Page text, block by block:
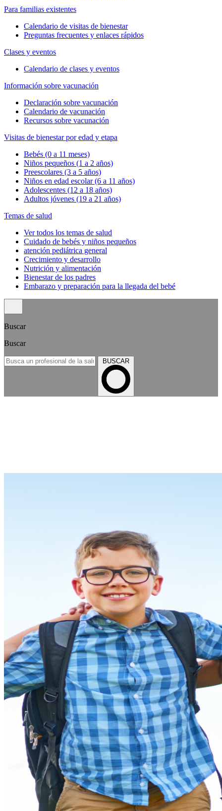
Para familias existentes
Calendario de visitas de bienestar
Preguntas frecuentes y enlaces rápidos
Clases y eventos
Calendario de clases y eventos
Información sobre vacunación
Declaración sobre vacunación
Calendario de vacunación
Recursos sobre vacunación
Visitas de bienestar por edad y etapa
Bebés (0 a 11 meses)
Niños pequeños (1 a 2 años)
Preescolares (3 a 5 años)
Niños en edad escolar (6 a 11 años)
Adolescentes (12 a 18 años)
Adultos jóvenes (19 a 21 años)
Temas de salud
Ver todos los temas de salud
Cuidado de bebés y niños pequeños
atención pediátrica general
Crecimiento y desarrollo
Nutrición y alimentación
Bienestar de los padres
Embarazo y preparación para la llegada del bebé
Buscar
Buscar
BUSCAR